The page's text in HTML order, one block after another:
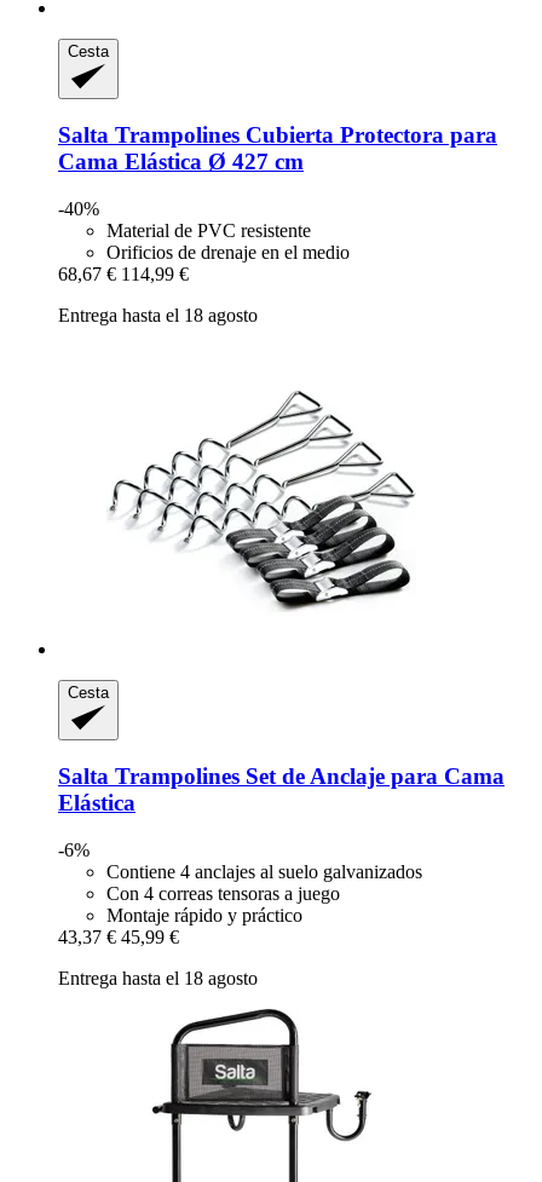
Cesta
Salta Trampolines Cubierta Protectora para
Cama Elástica Ø 427 cm
-40%
Material de PVC resistente
Orificios de drenaje en el medio
68,67 € 114,99 €
Entrega hasta el 18 agosto
Cesta
Salta Trampolines Set de Anclaje para Cama
Elástica
-6%
Contiene 4 anclajes al suelo galvanizados
Con 4 correas tensoras a juego
Montaje rápido y práctico
43,37 € 45,99 €
Entrega hasta el 18 agosto